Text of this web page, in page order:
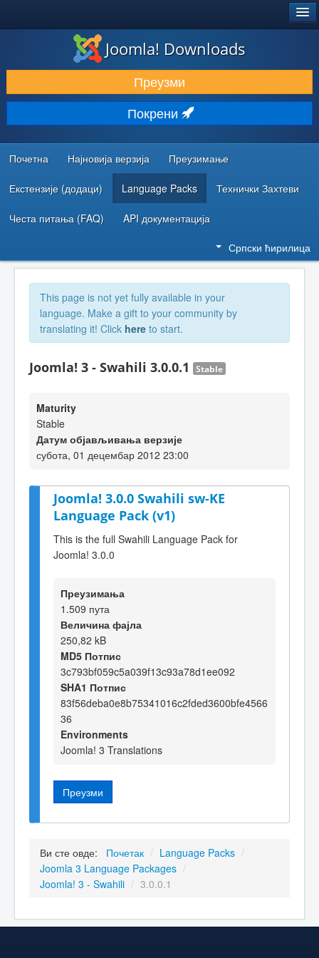
ПРЕУЗИМАЊЕ И ПРОШИРЕЊА (ЕКСТЕНЗИЈЕ)
ОТКРИЈТЕ И НАУЧИТЕ
ЗАЈЕДНИЦА И ПОДРШКА
РЕСУРСИ ЗА РАЗВОЈ
Joomla! Downloads
Преузми
Покрени
Почетна Најновија верзија Преузимање
Екстензије (додаци) Language Packs Технички Захтеви
Честа питања (FAQ) API документација
Српски ћирилица
This page is not yet fully available in your
language. Make a gift to your community by
translating it! Click here to start.
Joomla! 3 - Swahili 3.0.0.1 Stable
Maturity
Stable
Датум објављивања верзије
субота, 01 децембар 2012 23:00
Joomla! 3.0.0 Swahili sw-KE
Language Pack (v1)
This is the full Swahili Language Pack for
Joomla! 3.0.0
Преузимања
1.509 пута
Величина фајла
250,82 kB
MD5 Потпис
3c793bf059c5a039f13c93a78d1ee092
SHA1 Потпис
83f56deba0e8b75341016c2fded3600bfe4566
36
Environments
Joomla! 3 Translations
Преузми
Ви сте овде: Почетак / Language Packs /
Joomla 3 Language Packages /
Joomla! 3 - Swahili / 3.0.0.1